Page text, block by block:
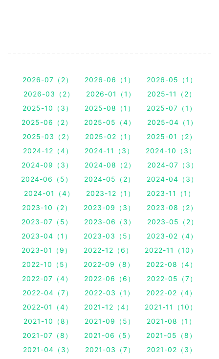
2026-07（2） 2026-06（1）
2026-05（1）
2026-03（2）
2026-01（1）
2025-11（2）
2025-10（3）
2025-08（1）
2025-07（1）
2025-06（2）
2025-05（4）
2025-04（1）
2025-03（2）
2025-02（1）
2025-01（2）
2024-12（4）
2024-11（3）
2024-10（3）
2024-09（3）
2024-08（2）
2024-07（3）
2024-06（5）
2024-05（2）
2024-04（3）
2024-01（4）
2023-12（1）
2023-11（1）
2023-10（2）
2023-09（3）
2023-08（2）
2023-07（5）
2023-06（3）
2023-05（2）
2023-04（1）
2023-03（5）
2023-02（4）
2023-01（9）
2022-12（6）
2022-11（10）
2022-10（5）
2022-09（8）
2022-08（4）
2022-07（4）
2022-06（6）
2022-05（7）
2022-04（7）
2022-03（1）
2022-02（4）
2022-01（4）
2021-12（4）
2021-11（10）
2021-10（8）
2021-09（5）
2021-08（1）
2021-07（8）
2021-06（5）
2021-05（8）
2021-04（3）
2021-03（7） 2021-02（3）